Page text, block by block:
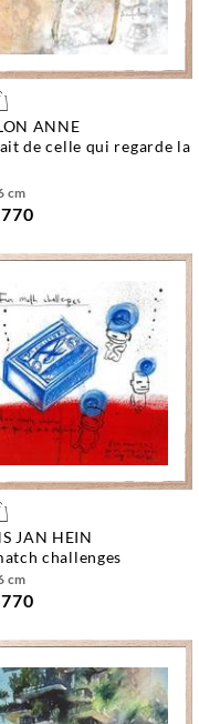
ANNE
cm
JAN HEIN
challenges
cm